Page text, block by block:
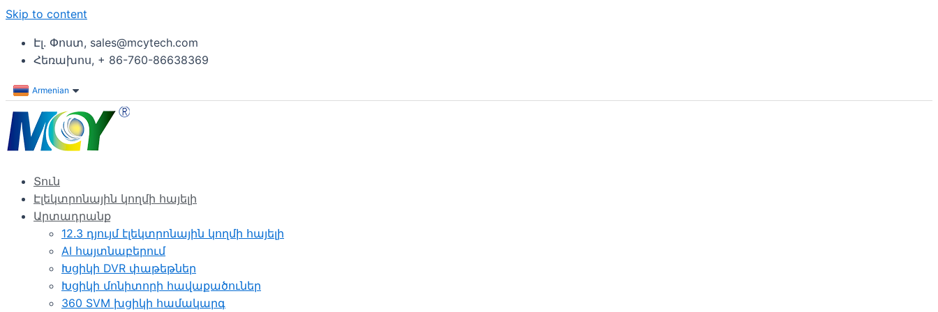
Skip to content
Էլ. Փոստ, sales@mcytech.com
Հեռախոս, + 86-760-86638369
Armenian
Տուն
Էլեկտրոնային կողմի հայելի
Արտադրանք
12.3 դյույմ էլեկտրոնային կողմի հայելի
AI հայտնաբերում
Խցիկի DVR փաթեթներ
Խցիկի մոնիտորի հավաքածուներ
360 SVM խցիկի համակարգ